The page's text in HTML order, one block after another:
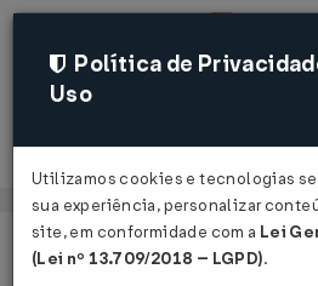
Página Inicial Legislações
Política de
Uso
Utilizamos cookies e tecnologias
sua experiência, personalizar
site, em conformidade com a Lei
(Lei nº 13.709/2018 – LGPD).